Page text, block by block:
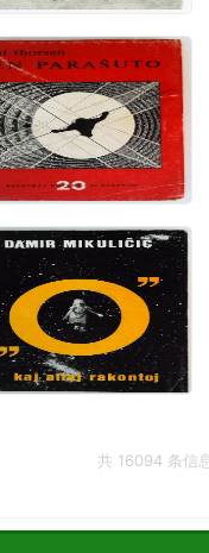
共 16094条信